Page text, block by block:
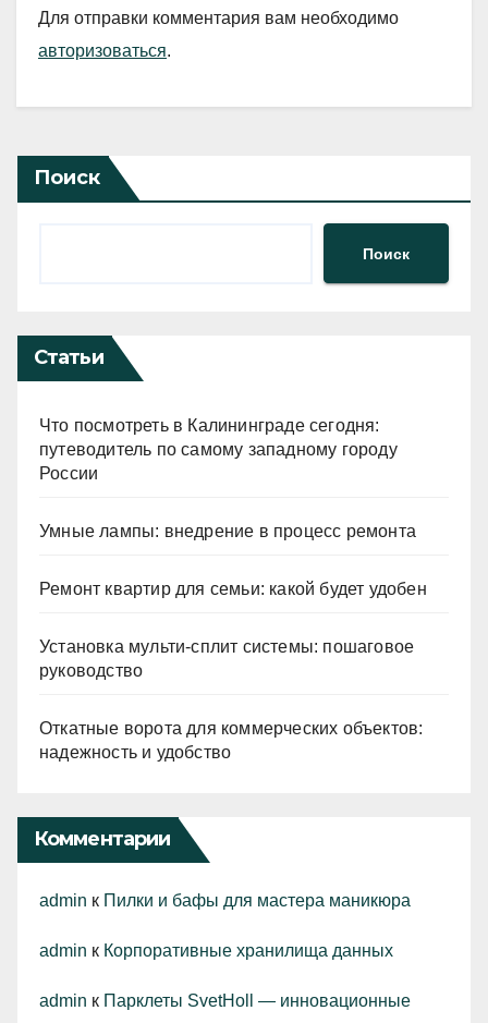
Для отправки комментария вам необходимо
авторизоваться.
Поиск
Поиск
Статьи
Что посмотреть в Калининграде сегодня:
путеводитель по самому западному городу
России
Умные лампы: внедрение в процесс ремонта
Ремонт квартир для семьи: какой будет удобен
Установка мульти-сплит системы: пошаговое
руководство
Откатные ворота для коммерческих объектов:
надежность и удобство
Комментарии
admin к Пилки и бафы для мастера маникюра
admin к Корпоративные хранилища данных
admin к Парклеты SvetHoll — инновационные